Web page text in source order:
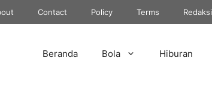
Contact Policy Terms Redaksi
Beranda Bola Hiburan